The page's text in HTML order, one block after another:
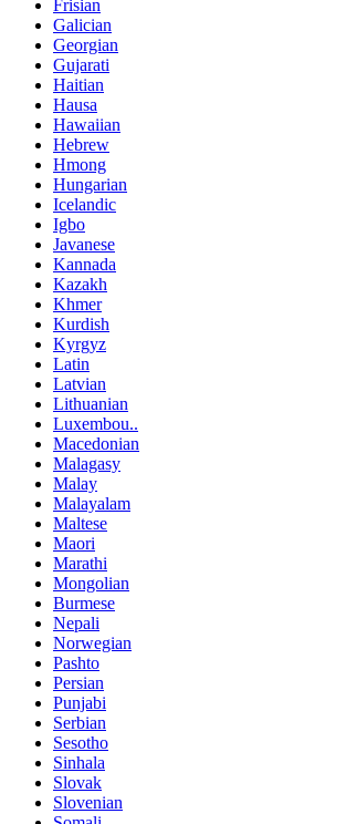
Frisian
Galician
Georgian
Gujarati
Haitian
Hausa
Hawaiian
Hebrew
Hmong
Hungarian
Icelandic
Igbo
Javanese
Kannada
Kazakh
Khmer
Kurdish
Kyrgyz
Latin
Latvian
Lithuanian
Luxembou..
Macedonian
Malagasy
Malay
Malayalam
Maltese
Maori
Marathi
Mongolian
Burmese
Nepali
Norwegian
Pashto
Persian
Punjabi
Serbian
Sesotho
Sinhala
Slovak
Slovenian